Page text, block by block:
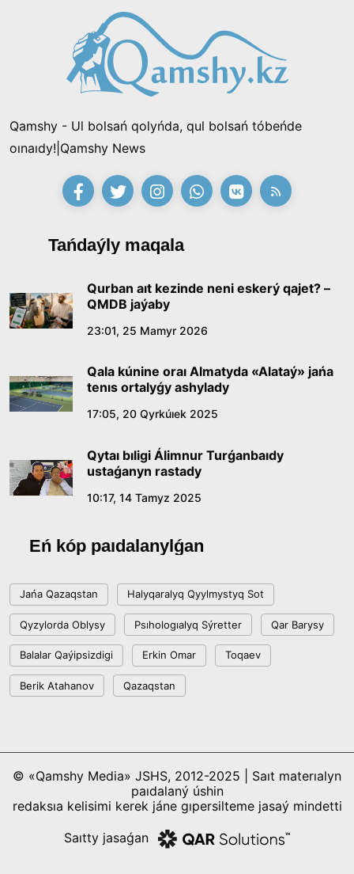
Qamshy - Ul bolsań qolyńda, qul bolsań tóbeńde
oınaıdy!|Qamshy News
Tańdaýly maqala
Qurban aıt kezinde neni eskerý qajet? –
QMDB jaýaby
23:01, 25 Mamyr 2026
Qala kúnine oraı Almatyda «Alataý» jańa
tenıs ortalyǵy ashylady
17:05, 20 Qyrkúıek 2025
Qytaı bıligi Álimnur Turǵanbaıdy
ustaǵanyn rastady
10:17, 14 Tamyz 2025
Eń kóp paıdalanylǵan
Jańa Qazaqstan Halyqaralyq Qyylmystyq Sot
Qyzylorda Oblysy Psıhologıalyq Sýretter Qar Barysy
Balalar Qaýipsizdigi Erkin Omar Toqaev
Berik Atahanov Qazaqstan
© «Qamshy Media» JSHS, 2012-2025 | Saıt materıalyn
paıdalaný úshin
redaksıa kelisimi kerek jáne gıpersilteme jasaý mindetti
Saıtty jasaǵan